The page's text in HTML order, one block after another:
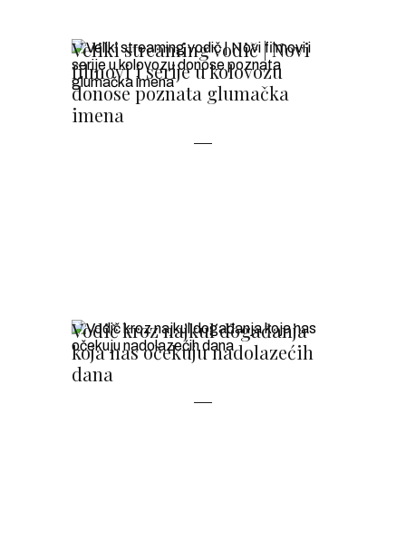
Veliki streaming vodič | Novi
filmovi i serije u kolovozu
donose poznata glumačka
imena
Vodič kroz najkul događanja
koja nas očekuju nadolazećih
dana